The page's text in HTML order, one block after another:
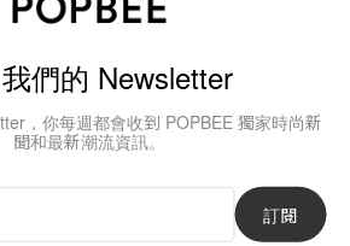
著好演技備受期待，為雜誌拍
業模特兒！
們的 Newsletter
，你每週都會收到 POPBEE 獨家時尚新
聞和最新潮流資訊。
訂閱